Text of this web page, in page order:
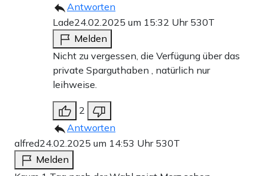
Antworten
Lade24.02.2025 um 15:32 Uhr 530T
Melden
Nicht zu vergessen, die Verfügung über das
private Sparguthaben , natürlich nur
leihweise.
2
Antworten
alfred24.02.2025 um 14:53 Uhr 530T
Melden